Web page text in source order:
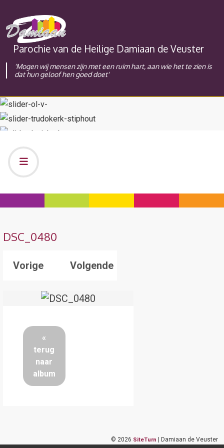
Parochie van de Heilige Damiaan de Veuster
'Mogen wij mensen zijn met een ruim hart, aan wie het te zien is
dat hun geloof hen goed doet'
DSC_0480
Vorige Volgende
«
terug
naar
album
© 2026 SiteTurn | Damiaan de Veuster